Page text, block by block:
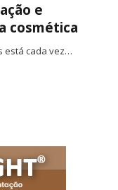
e
cosmética
está cada vez…